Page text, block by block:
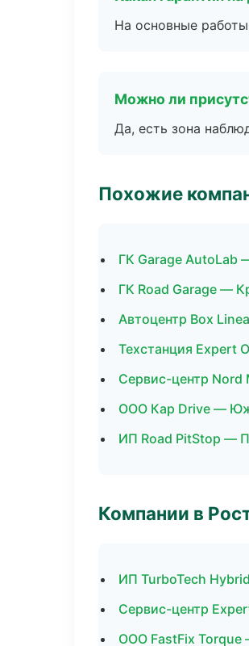
На основные
Можно ли
Да, есть зона
Похожие
ГК Garage AutoLab
ГК Road Garage —
Автоцентр Box
Техстанция Expert
Сервис-центр
ООО Кар Drive —
ИП Road PitStop —
Компании в
ИП TurboTech
Сервис-центр
ООО FastFix Torque